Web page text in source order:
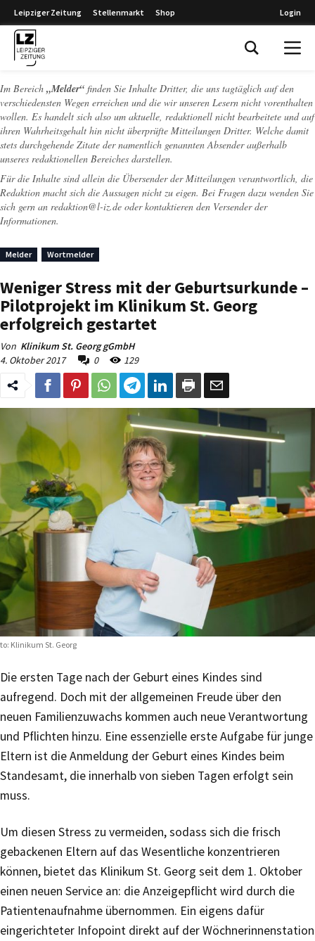
Leipziger Zeitung Stellenmarkt Shop Login
Im Bereich „Melder“ finden Sie Inhalte Dritter, die uns tagtäglich auf den
verschiedensten Wegen erreichen und die wir unseren Lesern nicht vorenthalten
wollen. Es handelt sich also um aktuelle, redaktionell nicht bearbeitete und auf
ihren Wahrheitsgehalt hin nicht überprüfte Mitteilungen Dritter. Welche damit
stets durchgehende Zitate der namentlich genannten Absender außerhalb
unseres redaktionellen Bereiches darstellen.
Für die Inhalte sind allein die Übersender der Mitteilungen verantwortlich, die
Redaktion macht sich die Aussagen nicht zu eigen. Bei Fragen dazu wenden Sie
sich gern an redaktion@l-iz.de oder kontaktieren den Versender der
Informationen.
Melder Wortmelder
Weniger Stress mit der Geburtsurkunde –
Pilotprojekt im Klinikum St. Georg
erfolgreich gestartet
Von Klinikum St. Georg gGmbH
4. Oktober 2017
0 129
Klinikum St. Georg
Die ersten Tage nach der Geburt eines Kindes sind
aufregend. Doch mit der allgemeinen Freude über den
neuen Familienzuwachs kommen auch neue Verantwortung
und Pflichten hinzu. Eine essenzielle erste Aufgabe für junge
Eltern ist die Anmeldung der Geburt eines Kindes beim
Standesamt, die innerhalb von sieben Tagen erfolgt sein
muss.
Um diesen Stress zu vermeiden, sodass sich die frisch
gebackenen Eltern auf das Wesentliche konzentrieren
können, bietet das Klinikum St. Georg seit dem 1. Oktober
einen neuen Service an: die Anzeigepflicht wird durch die
Patientenaufnahme übernommen. Ein eigens dafür
eingerichteter Infopoint direkt auf der Wöchnerinnenstation